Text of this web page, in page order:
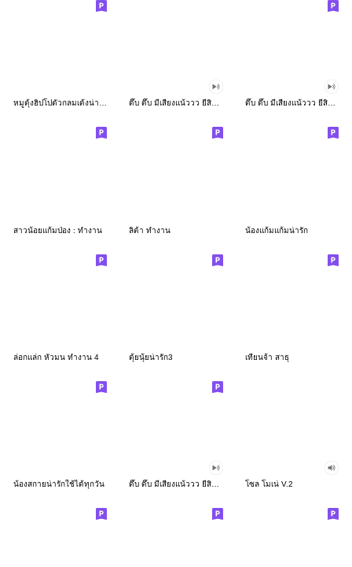
หมูดุ้งฮิปโปตัวกลมเด้งน่ารัก ดึ๊บ ดึ๊บ มีเสียงแน้ววว ยี่สิบเจ็ด ดึ๊บ ดึ๊บ มีเสียงแน้ววว ยี่สิบหก
สาวน้อยแก้มป่อง : ทำงาน ลิต้า ทำงาน น้องแก้มแก้มน่ารัก
ล่อกแล่ก หัวมน ทำงาน 4 ตุ้ยนุ้ยน่ารัก3 เทียนจ้า สาธุ
น้องสกายน่ารักใช้ได้ทุกวัน ดึ๊บ ดึ๊บ มีเสียงแน้ววว ยี่สิบสอง โซล โมเน่ V.2